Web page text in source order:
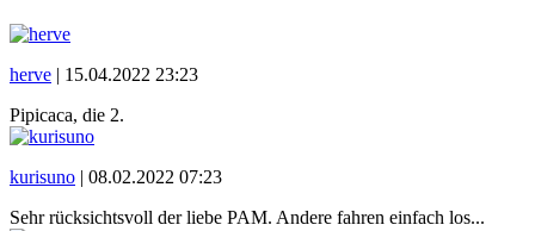
herve | 15.04.2022 23:23
Pipicaca, die 2.
kurisuno | 08.02.2022 07:23
Sehr rücksichtsvoll der liebe PAM. Andere fahren einfach los...